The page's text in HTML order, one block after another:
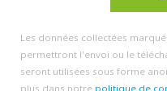
Les données collectées
permettront l'envoi ou le
seront utilisées sous forme
plus dans notre politique de